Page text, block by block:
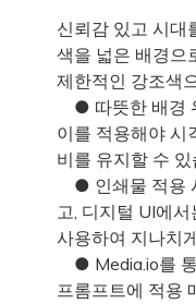
신뢰감 있고 시대
색을 넓은 배경으
제한적인 강조색
● 따뜻한 배경
이를 적용해야 시
비를 유지할 수 있
● 인쇄물 적용
고, 디지털 UI에
사용하여 지나치
● Media.io를 통
프롬프트에 적용